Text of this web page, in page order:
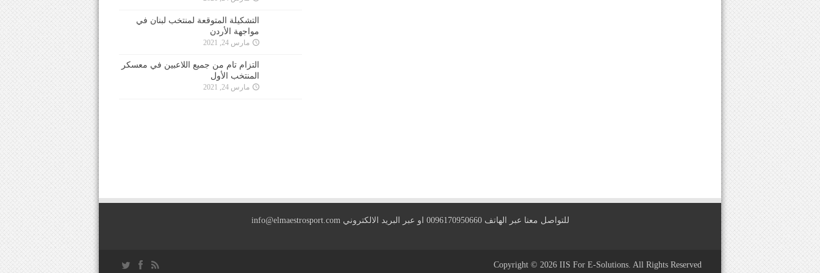
التشكيلة المتوقعة لمنتخب لبنان في
مواجهة الأردن
مارس 24, 2021
التزام تام من جميع اللاعبين في معسكر
المنتخب الأول
مارس 24, 2021
للتواصل معنا عبر الهاتف 0096170950660 او عبر البريد الالكتروني info@elmaestrosport.com
Copyright © 2026 IIS For E-Solutions. All Rights Reserved